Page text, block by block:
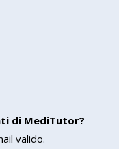
di MediTutor?
valido.